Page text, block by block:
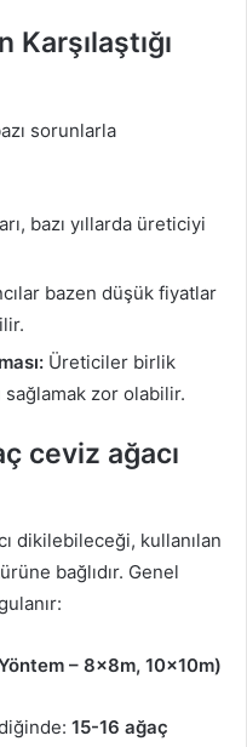
sorunlarla
bazı yıllarda üreticiyi
bazen düşük fiyatlar
Üreticiler birlik
zor olabilir.
ceviz ağacı
dikilebileceği, kullanılan
bağlıdır. Genel
– 8x8m, 10x10m)
15-16 ağaç